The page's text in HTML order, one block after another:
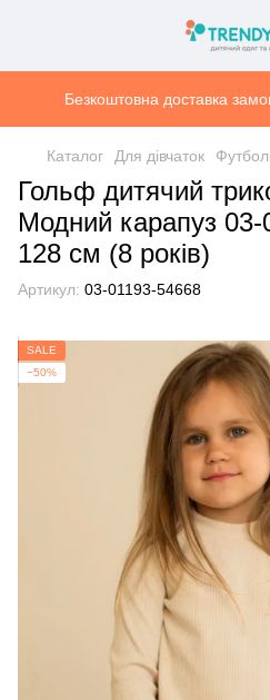
Безкоштовна доставка
Каталог Для дівчаток
Гольф дитячий
Модний карапуз
128 см (8 років)
Артикул: 03-01193-54668
SALE
−50%